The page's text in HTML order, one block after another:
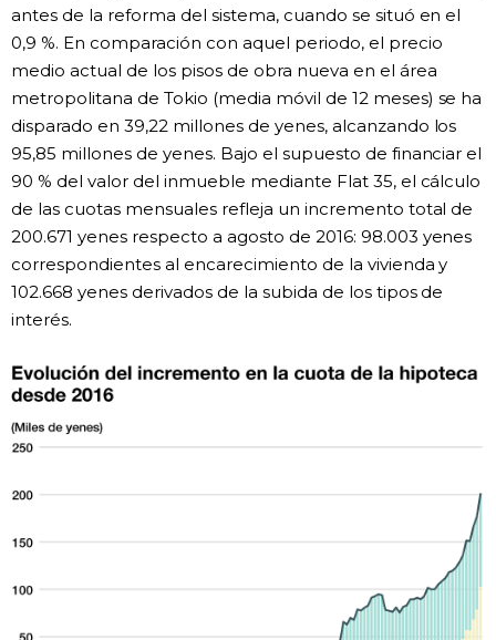
antes de la reforma del sistema, cuando se situó en el
0,9 %. En comparación con aquel periodo, el precio
medio actual de los pisos de obra nueva en el área
metropolitana de Tokio (media móvil de 12 meses) se ha
disparado en 39,22 millones de yenes, alcanzando los
95,85 millones de yenes. Bajo el supuesto de financiar el
90 % del valor del inmueble mediante Flat 35, el cálculo
de las cuotas mensuales refleja un incremento total de
200.671 yenes respecto a agosto de 2016: 98.003 yenes
correspondientes al encarecimiento de la vivienda y
102.668 yenes derivados de la subida de los tipos de
interés.